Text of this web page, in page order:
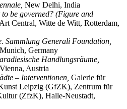
New Delhi, India
be governed? (Figure and
Central, Witte de Witt, Rotterdam,
Sammlung Generali Foundation,
Germany
Handlungsräume,
Austria
– Interventionen, Galerie für
Leipzig (GfZK), Zentrum für
(ZfzK), Halle-Neustadt,